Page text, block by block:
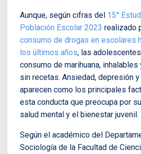
Aunque, según cifras del 15°
Población Escolar 2023 realizado
consumo de drogas en escolares
los últimos años, las
consumo de marihuana,
sin recetas. Ansiedad, depresión
aparecen como los principales
esta conducta que preocupa por
salud mental y el bienestar juvenil.
Según el académico del
Sociología de la Facultad de